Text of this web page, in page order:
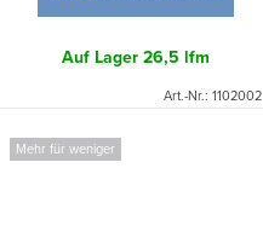
Auf Lager26,5 lfm
Art.-Nr.: 1102002
Mehr für weniger